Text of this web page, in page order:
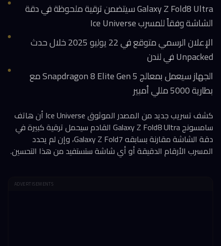
Galaxy Z Fold8 Ultra سيتضمن ترقية ملحوظة في دقة
الشاشة وفقاً للمسرب Ice Universe
الإعلان الرسمي متوقع في 22 يوليو 2025 خلال حدث
Unpacked في لندن
الجهاز سيعمل بمعالج Snapdragon 8 Elite Gen 5 مع
بطارية 5000 مللي أمبير
كشف تسريب جديد من المصدر الموثوق Ice Universe أن هاتف
سامسونج Galaxy Z Fold8 Ultra القادم سيحمل ترقية كبيرة في
دقة الشاشة مقارنة بسابقه Galaxy Z Fold7، وإن لم يحدد
المسرب الأرقام الدقيقة أو أي شاشة ستستفيد من هذا التحسين.
ADVERTISEMENTS